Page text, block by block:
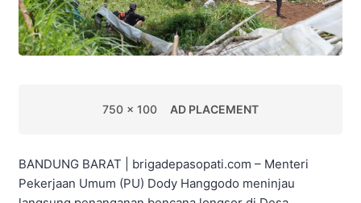
750 x 100 AD PLACEMENT
BANDUNG BARAT | brigadepasopati.com – Menteri
Pekerjaan Umum (PU) Dody Hanggodo meninjau